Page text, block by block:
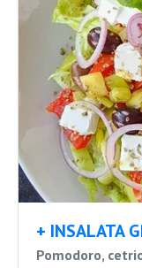
+ INSALATA
Pomodoro,